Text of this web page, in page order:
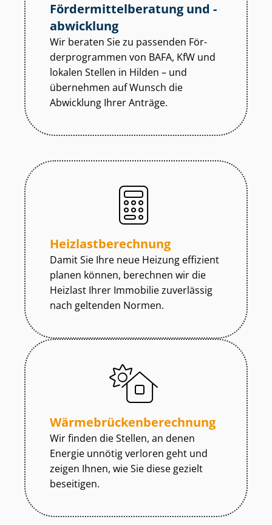
För­der­mit­tel­be­ra­tung und -
abwicklung
Wir beraten Sie zu passenden För­
der­pro­gram­men von BAFA, KfW und
lokalen Stellen in Hilden – und
übernehmen auf Wunsch die
Abwicklung Ihrer Anträge.
Heiz­last­be­rech­nung
Damit Sie Ihre neue Heizung effizient
planen können, berechnen wir die
Heizlast Ihrer Immobilie zuverlässig
nach geltenden Normen.
Wär­me­brü­cken­be­rech­nung
Wir finden die Stellen, an denen
Energie unnötig verloren geht und
zeigen Ihnen, wie Sie diese gezielt
beseitigen.